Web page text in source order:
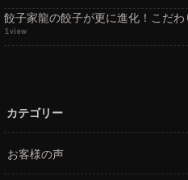
餃子家龍の餃子が更に進化！こだわ
1 view
カテゴリー
お客様の声